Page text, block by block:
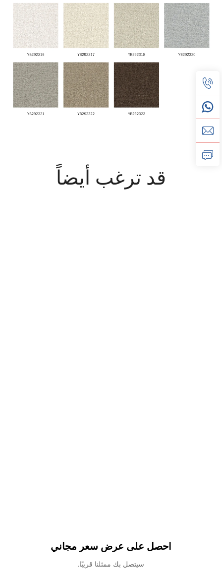
قد ترغب أيضاً
احصل على عرض سعر مجاني
سيتصل بك ممثلنا قريبًا.